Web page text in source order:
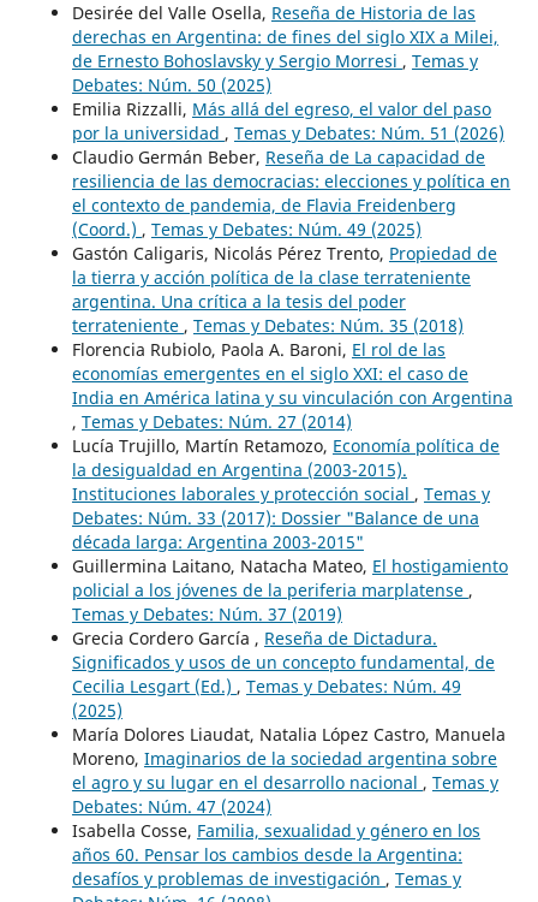
Desirée del Valle Osella, Reseña de Historia de las
derechas en Argentina: de fines del siglo XIX a Milei,
de Ernesto Bohoslavsky y Sergio Morresi , Temas y
Debates: Núm. 50 (2025)
Emilia Rizzalli, Más allá del egreso, el valor del paso
por la universidad , Temas y Debates: Núm. 51 (2026)
Claudio Germán Beber, Reseña de La capacidad de
resiliencia de las democracias: elecciones y política en
el contexto de pandemia, de Flavia Freidenberg
(Coord.) , Temas y Debates: Núm. 49 (2025)
Gastón Caligaris, Nicolás Pérez Trento, Propiedad de
la tierra y acción política de la clase terrateniente
argentina. Una crítica a la tesis del poder
terrateniente , Temas y Debates: Núm. 35 (2018)
Florencia Rubiolo, Paola A. Baroni, El rol de las
economías emergentes en el siglo XXI: el caso de
India en América latina y su vinculación con Argentina
, Temas y Debates: Núm. 27 (2014)
Lucía Trujillo, Martín Retamozo, Economía política de
la desigualdad en Argentina (2003-2015).
Instituciones laborales y protección social , Temas y
Debates: Núm. 33 (2017): Dossier "Balance de una
década larga: Argentina 2003-2015"
Guillermina Laitano, Natacha Mateo, El hostigamiento
policial a los jóvenes de la periferia marplatense ,
Temas y Debates: Núm. 37 (2019)
Grecia Cordero García , Reseña de Dictadura.
Significados y usos de un concepto fundamental, de
Cecilia Lesgart (Ed.) , Temas y Debates: Núm. 49
(2025)
María Dolores Liaudat, Natalia López Castro, Manuela
Moreno, Imaginarios de la sociedad argentina sobre
el agro y su lugar en el desarrollo nacional , Temas y
Debates: Núm. 47 (2024)
Isabella Cosse, Familia, sexualidad y género en los
años 60. Pensar los cambios desde la Argentina:
desafíos y problemas de investigación , Temas y